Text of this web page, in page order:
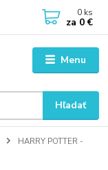
Menu
Hľadať
0 ks
za 0 €
HARRY POTTER -